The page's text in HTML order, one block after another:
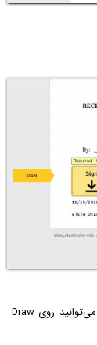
استایل امضا را انتخاب کنید. البته برای ترسیم کردن امضا می‌توانید روی Draw